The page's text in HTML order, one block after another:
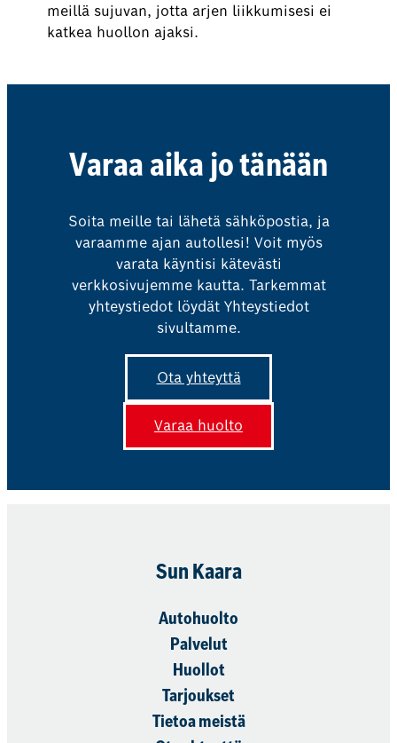
meillä sujuvan, jotta arjen liikkumisesi ei
katkea huollon ajaksi.
Varaa aika jo tänään
Soita meille tai lähetä sähköpostia, ja
varaamme ajan autollesi! Voit myös
varata käyntisi kätevästi
verkkosivujemme kautta. Tarkemmat
yhteystiedot löydät Yhteystiedot
sivultamme.
Ota yhteyttä
Varaa huolto
Sun Kaara
Autohuolto
Palvelut
Huollot
Tarjoukset
Tietoa meistä